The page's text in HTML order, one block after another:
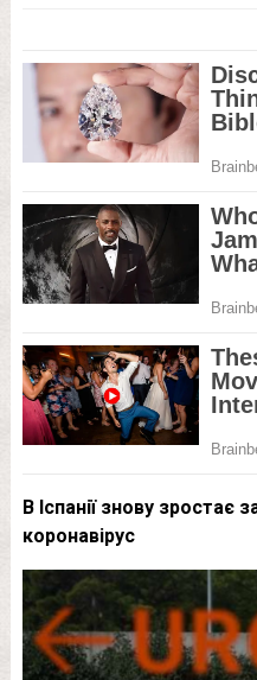
В Іспанії знову зростає
коронавірус